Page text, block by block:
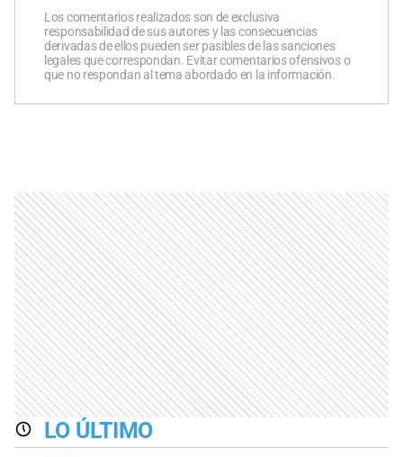
Los comentarios realizados son de exclusiva
responsabilidad de sus autores y las consecuencias
derivadas de ellos pueden ser pasibles de las sanciones
legales que correspondan. Evitar comentarios ofensivos o
que no respondan al tema abordado en la información.
LO ÚLTIMO